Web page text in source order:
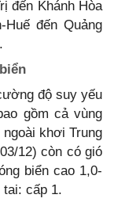
đến Khánh Hòa
đến Quảng
độ suy yếu
gồm cả vùng
ngoài khơi Trung
12) còn có gió
biển cao 1,0-
tai: cấp 1.